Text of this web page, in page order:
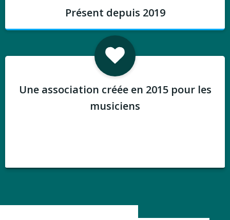
Présent depuis 2019
Une association créée en 2015 pour les
musiciens